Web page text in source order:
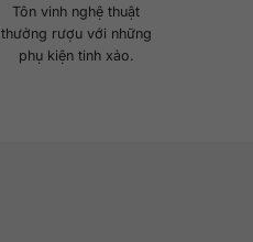
Tôn vinh nghệ thuật
thưởng rượu với những
phụ kiện tinh xảo.